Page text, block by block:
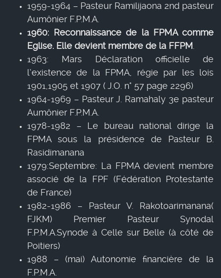
1959-1964 – Pasteur Ramilijaona 2nd pasteur
Aumônier F.P.M.A.
1960: Reconnaissance de la FPMA comme
Eglise. Elle devient membre de la FFPM
1963: Mars Déclaration officielle de
l’existence de la FPMA, régie par les lois
1901,1905 et 1907 ( J.O. n° 57 page 2296)
1964-1969 – Pasteur J. Ramahaly 3e pasteur
Aumônier F.P.M.A.
1978-1982 – Le bureau national dirige la
FPMA sous la présidence de Pasteur B.
Rasidimanana
1979:Septembre: La FPMA devient membre
associé de la FPF (Fédération Protestante
de France)
1982-1986 – Pasteur V. Rakotoarimanana(
FJKM) Premier Pasteur Synodal
F.P.M.A.Synode à Celle sur Belle (à côté de
Poitiers)
1988 – (mai) Autonomie financière de la
F.P.M.A.